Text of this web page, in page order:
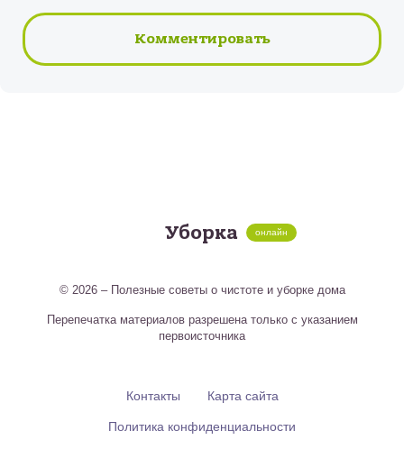
Уборка онлайн
© 2026 – Полезные советы о чистоте и уборке дома
Перепечатка материалов разрешена только с указанием
первоисточника
Контакты Карта сайта
Политика конфиденциальности